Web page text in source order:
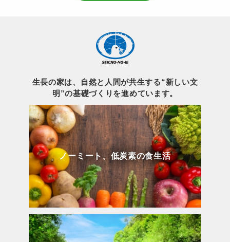
生長の家は、自然と人間が共生する“新しい文
明”の基礎づくりを進めています。
ノーミート、低炭素の食生活